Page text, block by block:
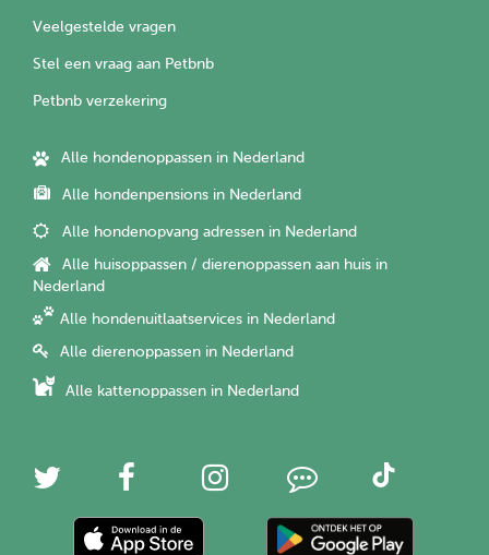
Veelgestelde vragen
Stel een vraag aan Petbnb
Petbnb verzekering
Alle hondenoppassen in Nederland
Alle hondenpensions in Nederland
Alle hondenopvang adressen in Nederland
Alle huisoppassen / dierenoppassen aan huis in
Nederland
Alle hondenuitlaatservices in Nederland
Alle dierenoppassen in Nederland
Alle kattenoppassen in Nederland